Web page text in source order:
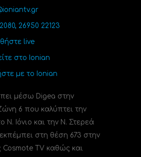
26950 22123
live
στο Ionian
με το Ionian
μέσω Digea στην
6 που καλύπτει την
N. Ιόνιο και την Ν. Στερεά
στη θέση 673 στην
TV καθώς και